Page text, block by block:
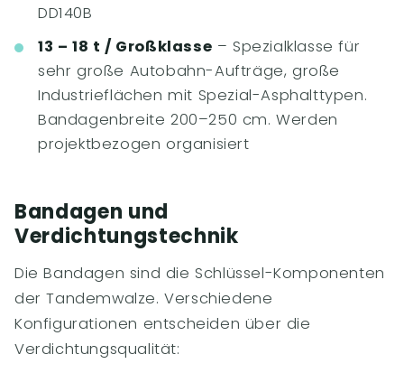
DD140B
13 – 18 t / Großklasse – Spezialklasse für
sehr große Autobahn-Aufträge, große
Industrieflächen mit Spezial-Asphalttypen.
Bandagenbreite 200–250 cm. Werden
projektbezogen organisiert
Bandagen und
Verdichtungstechnik
Die Bandagen sind die Schlüssel-Komponenten
der Tandemwalze. Verschiedene
Konfigurationen entscheiden über die
Verdichtungsqualität: